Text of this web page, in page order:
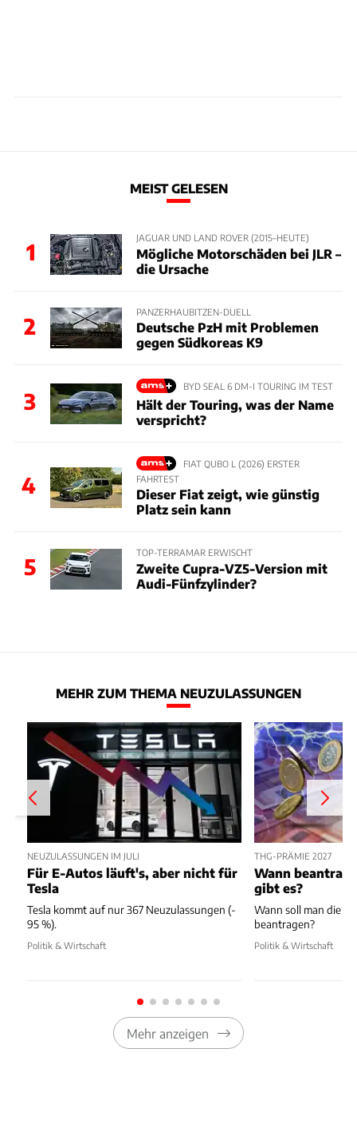
MEIST GELESEN
1
JAGUAR UND LAND ROVER (2015–HEUTE)
Mögliche Motorschäden bei JLR –
die Ursache
2
PANZERHAUBITZEN-DUELL
Deutsche PzH mit Problemen
gegen Südkoreas K9
3
BYD SEAL 6 DM-I TOURING IM TEST
Hält der Touring, was der Name
verspricht?
4
FIAT QUBO L (2026) ERSTER
FAHRTEST
Dieser Fiat zeigt, wie günstig
Platz sein kann
5
TOP-TERRAMAR ERWISCHT
Zweite Cupra-VZ5-Version mit
Audi-Fünfzylinder?
MEHR ZUM THEMA NEUZULASSUNGEN
NEUZULASSUNGEN IM JULI
Für E-Autos läuft's, aber nicht für
Tesla
Tesla kommt auf nur 367 Neuzulassungen (-
95 %).
Politik & Wirtschaft
THG-PRÄMIE 2027
Wann
gibt es?
Wann soll man die
beantragen?
Politik & Wirtschaft
Mehr anzeigen